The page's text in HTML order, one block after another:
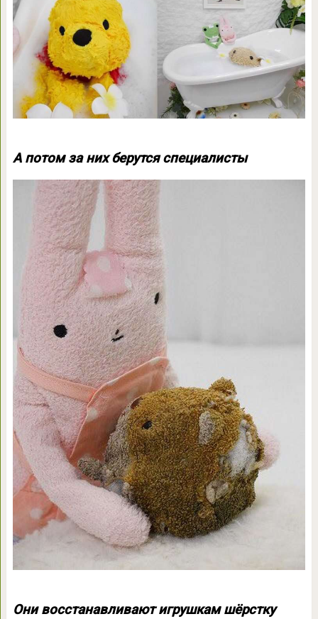
А потом за них берутся специалисты
Они восстанавливают игрушкам шёрстку